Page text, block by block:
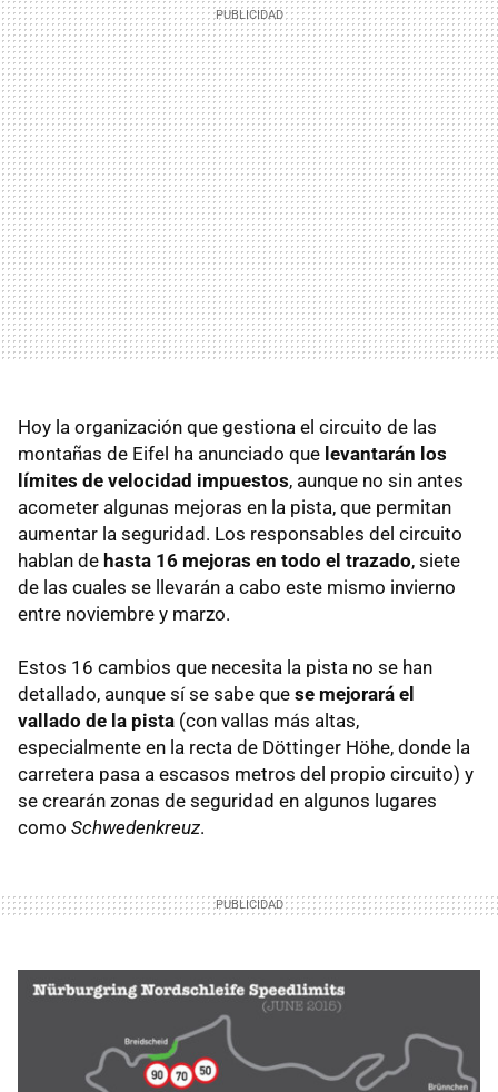
Hoy la organización que gestiona el circuito de las
montañas de Eifel ha anunciado que levantarán los
límites de velocidad impuestos, aunque no sin antes
acometer algunas mejoras en la pista, que permitan
aumentar la seguridad. Los responsables del circuito
hablan de hasta 16 mejoras en todo el trazado, siete
de las cuales se llevarán a cabo este mismo invierno
entre noviembre y marzo.
Estos 16 cambios que necesita la pista no se han
detallado, aunque sí se sabe que se mejorará el
vallado de la pista (con vallas más altas,
especialmente en la recta de Döttinger Höhe, donde la
carretera pasa a escasos metros del propio circuito) y
se crearán zonas de seguridad en algunos lugares
como Schwedenkreuz.